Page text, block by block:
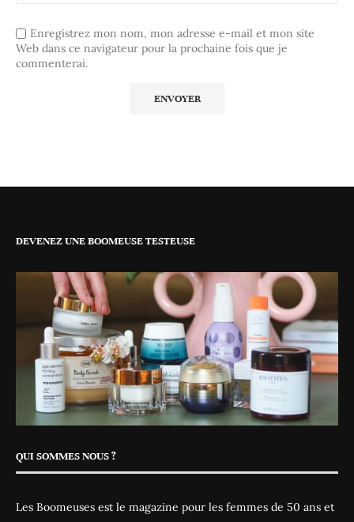
Enregistrez mon nom, mon adresse e-mail et mon site
Web dans ce navigateur pour la prochaine fois que je
commenterai.
DEVENEZ UNE BOOMEUSE TESTEUSE
QUI SOMMES NOUS ?
Les Boomeuses est le magazine pour les femmes de 50 ans et